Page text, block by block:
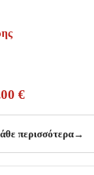
€
περισσότερα→